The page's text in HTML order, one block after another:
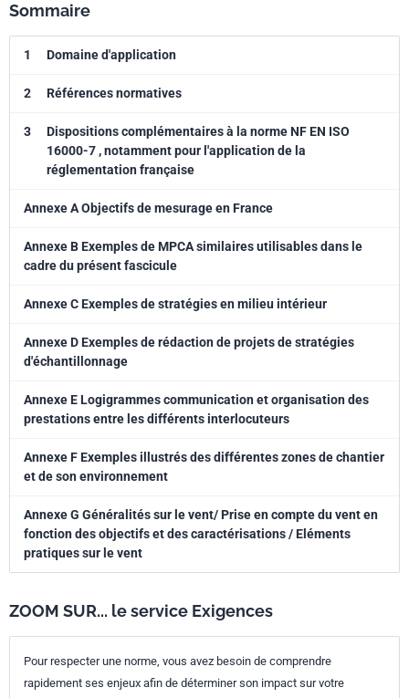
Sommaire
1 Domaine d'application
2 Références normatives
3
Dispositions complémentaires à la norme NF EN ISO
16000-7 , notamment pour l'application de la
réglementation française
Annexe A Objectifs de mesurage en France
Annexe B Exemples de MPCA similaires utilisables dans le
cadre du présent fascicule
Annexe C Exemples de stratégies en milieu intérieur
Annexe D Exemples de rédaction de projets de stratégies
d'échantillonnage
Annexe E Logigrammes communication et organisation des
prestations entre les différents interlocuteurs
Annexe F Exemples illustrés des différentes zones de chantier
et de son environnement
Annexe G Généralités sur le vent/ Prise en compte du vent en
fonction des objectifs et des caractérisations / Eléments
pratiques sur le vent
ZOOM SUR... le service Exigences
Pour respecter une norme, vous avez besoin de comprendre
rapidement ses enjeux afin de déterminer son impact sur votre